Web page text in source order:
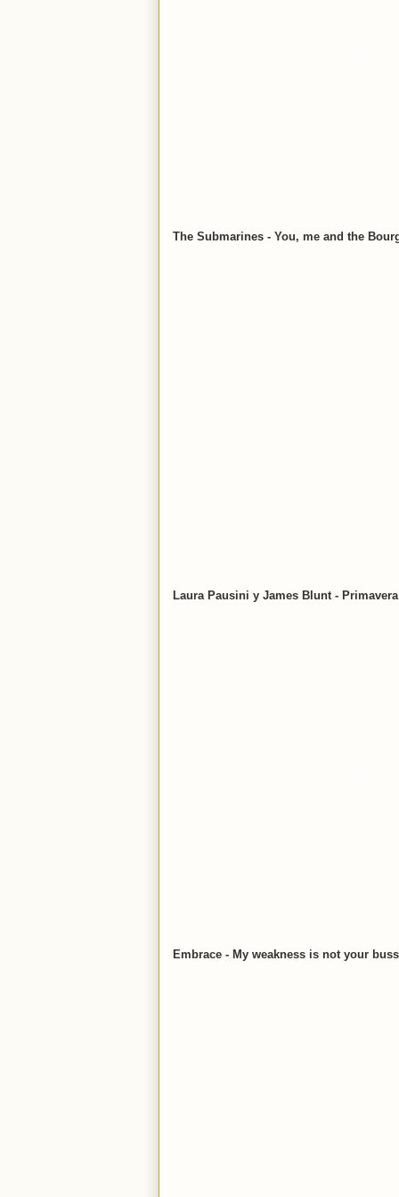
The Submarines - You, me and the
Laura Pausini y James Blunt -
Embrace - My weakness is not your